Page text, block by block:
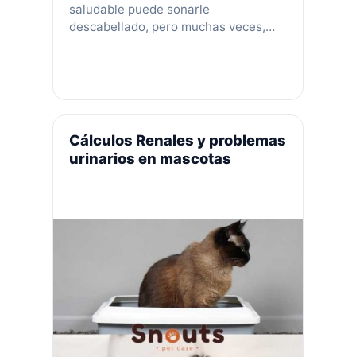
saludable puede sonarle
descabellado, pero muchas veces,
resistirte porque … siendo realistas,
¡la comida es de las cosas que más
espera recibir tu mascota! Pero el …
Leer más
Cálculos Renales y problemas
urinarios en mascotas